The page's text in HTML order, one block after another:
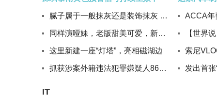
腻子属于一般抹灰还是装饰抹灰 装饰抹灰
同样演哑妹，老版甜美可爱，新版成傻姑，发型眼神都不对
这里新建一座“灯塔”，亮相磁湖边
抓获涉案外籍违法犯罪嫌疑人863人！国家移民管理局严厉打击整治组织外国人婚姻诈骗
IT